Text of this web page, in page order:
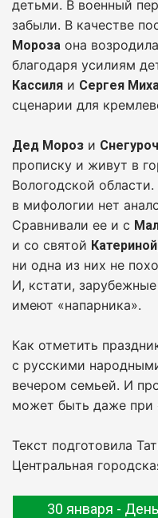
детьми. В военный
забыли. В качестве
Мороза она
благодаря усилиям
Кассиля и Сергея
сценарии для
Дед Мороз и
прописку и живут в
Вологодской
в мифологии нет
Сравнивали ее и с
и со святой Катериной
ни одна из них не
И, кстати, зарубежные
имеют «напарника».
Как отметить
с русскими
вечером семьей. И
может быть даже при
Текст подготовила
Центральная
30 января -